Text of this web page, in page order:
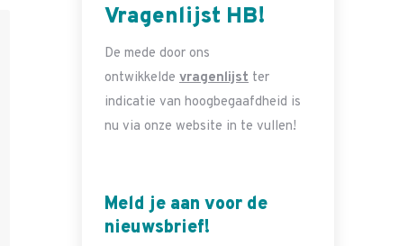
Vragenlijst HB!
De mede door ons
ontwikkelde vragenlijst ter
indicatie van hoogbegaafdheid is
nu via onze website in te vullen!
Meld je aan voor de
nieuwsbrief!